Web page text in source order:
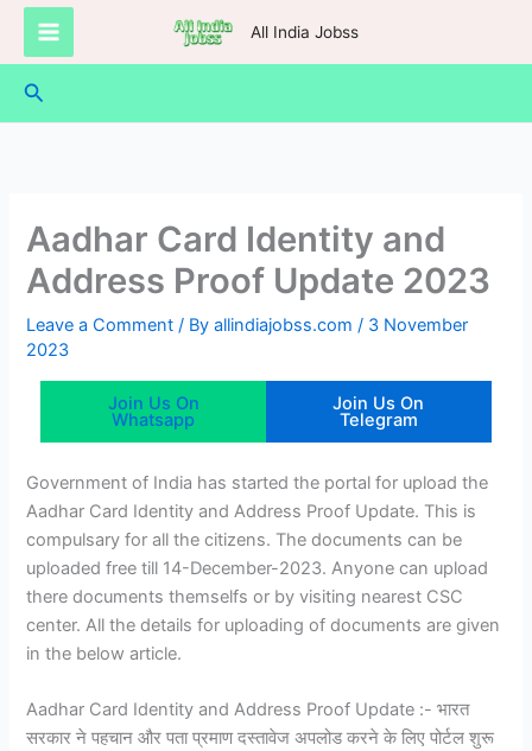
Skip
content
All India Jobss
Search
Aadhar Card Identity and
Address Proof Update 2023
Leave a Comment / Byallindiajobss.com/ 3 November
2023
Join Us On
Whatsapp
Join Us On
Telegram
Government of India has started the portal for upload the
Aadhar Card Identity and Address Proof Update. This is
compulsary for all the citizens. The documents can be
uploaded free till 14-December-2023. Anyone can upload
there documents themselfs or by visiting nearest CSC
center. All the details for uploading of documents are given
in the below article.
Aadhar Card Identity and Address Proof Update :- भारत
सरकार ने पहचान और पता प्रमाण दस्तावेज अपलोड करने के लिए पोर्टल शुरू